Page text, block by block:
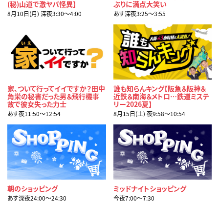
(秘)山道で激ヤバ怪異】
8月10日(月) 深夜3:30〜4:00
ぶりに満点大笑い
あす深夜3:25〜3:55
家、ついて行ってイイですか？田中
角栄の秘書だった男＆飛行機事
故で彼女失った力士
あす夜11:50〜12:54
誰も知らんキング【阪急＆阪神＆
近鉄＆南海＆メトロ…鉄道ミステ
リー2026夏】
8月15日(土) 夜9:58〜10:54
朝のショッピング
あす深夜24:00〜24:30
ミッドナイトショッピング
今夜7:00〜7:30